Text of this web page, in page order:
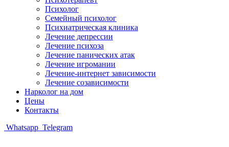
Психолог
Семейный психолог
Психиатрическая клиника
Лечение депрессии
Лечение психоза
Лечение панических атак
Лечение игромании
Лечение-интернет зависимости
Лечение созависимости
Нарколог на дом
Цены
Контакты
Whatsapp Telegram